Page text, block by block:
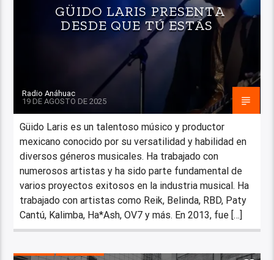
GÜIDO LARIS PRESENTA
DESDE QUE TÚ ESTÁS
Radio Anáhuac
19 DE AGOSTO DE 2025
Güido Laris es un talentoso músico y productor
mexicano conocido por su versatilidad y habilidad en
diversos géneros musicales. Ha trabajado con
numerosos artistas y ha sido parte fundamental de
varios proyectos exitosos en la industria musical. Ha
trabajado con artistas como Reik, Belinda, RBD, Paty
Cantú, Kalimba, Ha*Ash, OV7 y más. En 2013, fue […]